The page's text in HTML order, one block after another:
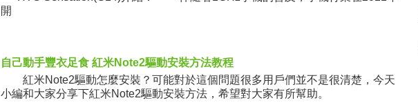
開
自己動手豐衣足食 紅米Note2驅動安裝方法教程
紅米Note2驅動怎麼安裝？可能對於這個問題很多用戶們並不是很清楚，今天
小編和大家分享下紅米Note2驅動安裝方法，希望對大家有所幫助。